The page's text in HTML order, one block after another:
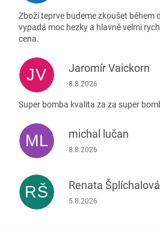
Zboží teprve budeme zkoušet během
vypadá moc hezky a hlavně velmi
cena.
JV Jaromír Vaickorn
Hodnocení obchodu je 5
8.8.2026
Super bomba kvalita za za super
ML michal lučan
Hodnocení obchodu je 5
8.8.2026
RŠ Renata Šplíchalová
Hodnocení obchodu je 5
5.8.2026